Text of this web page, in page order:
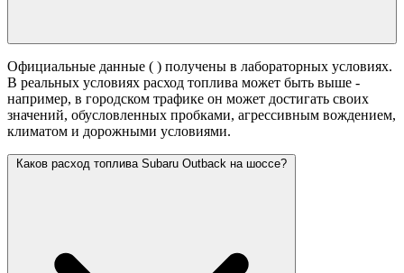
Официальные данные ( ) получены в лабораторных условиях.
В реальных условиях расход топлива может быть выше -
например, в городском трафике он может достигать своих
значений, обусловленных пробками, агрессивным вождением,
климатом и дорожными условиями.
Каков расход топлива Subaru Outback на шоссе?